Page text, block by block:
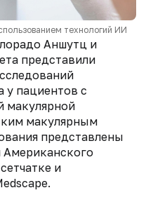
технологий ИИ
Аншутц и
представили
у пациентов с
макулярной
макулярным
представлены
и